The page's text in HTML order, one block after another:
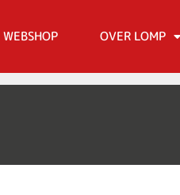
WEBSHOP OVER LOMP